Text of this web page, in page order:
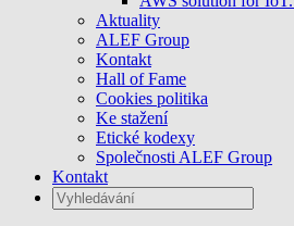
Aktuality
ALEF Group
Kontakt
Hall of Fame
Cookies politika
Ke stažení
Etické kodexy
Společnosti ALEF Group
Kontakt